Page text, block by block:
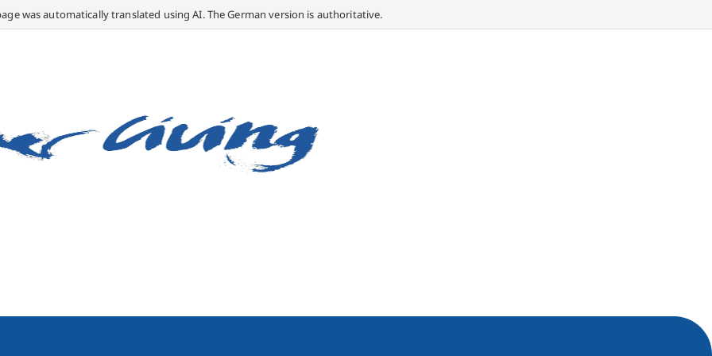
was automatically translated using AI. The German version is authoritative.